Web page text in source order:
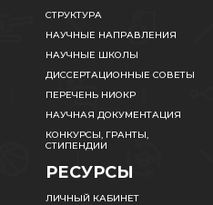
СТРУКТУРА
НАУЧНЫЕ НАПРАВЛЕНИЯ
НАУЧНЫЕ ШКОЛЫ
ДИССЕРТАЦИОННЫЕ СОВЕТЫ
ПЕРЕЧЕНЬ НИОКР
НАУЧНАЯ ДОКУМЕНТАЦИЯ
КОНКУРСЫ, ГРАНТЫ,
СТИПЕНДИИ
РЕСУРСЫ
ЛИЧНЫЙ КАБИНЕТ